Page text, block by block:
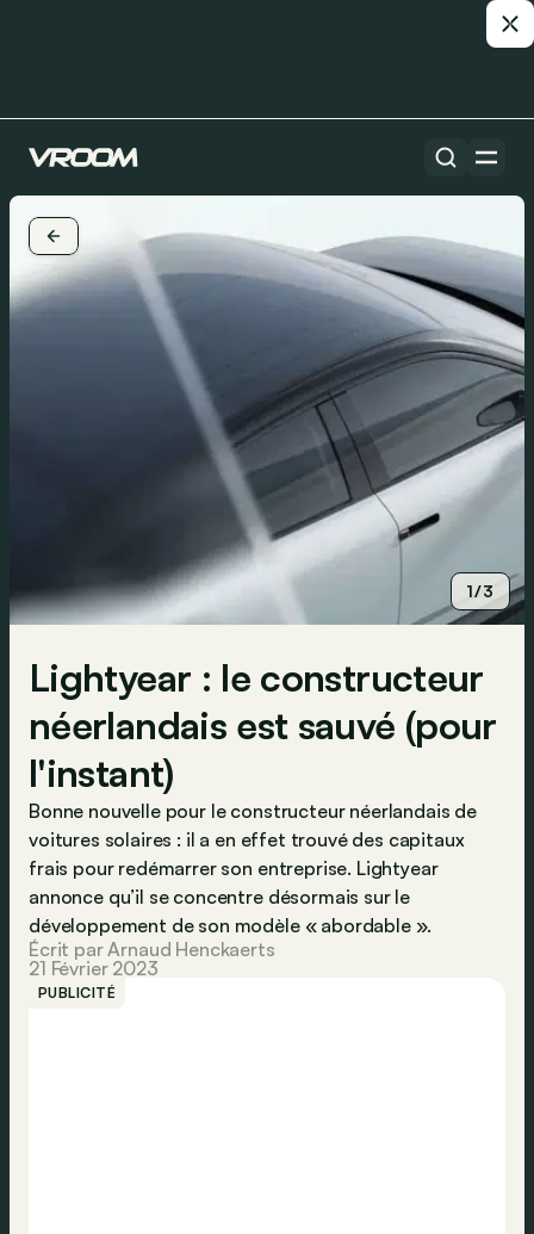
1/3
Lightyear : le constructeur
néerlandais est sauvé (pour
l'instant)
Bonne nouvelle pour le constructeur néerlandais de
voitures solaires : il a en effet trouvé des capitaux
frais pour redémarrer son entreprise. Lightyear
annonce qu’il se concentre désormais sur le
développement de son modèle « abordable ».
Écrit par Arnaud Henckaerts
21 Février 2023
PUBLICITÉ